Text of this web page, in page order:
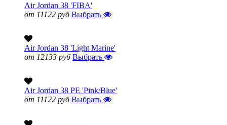
Air Jordan 38 'FIBA'
от 11122 руб Выбрать
Air Jordan 38 'Light Marine'
от 12133 руб Выбрать
Air Jordan 38 PE 'Pink/Blue'
от 11122 руб Выбрать